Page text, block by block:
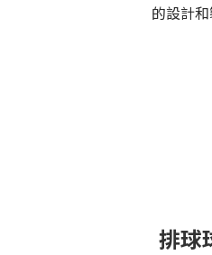
的設計和
排球